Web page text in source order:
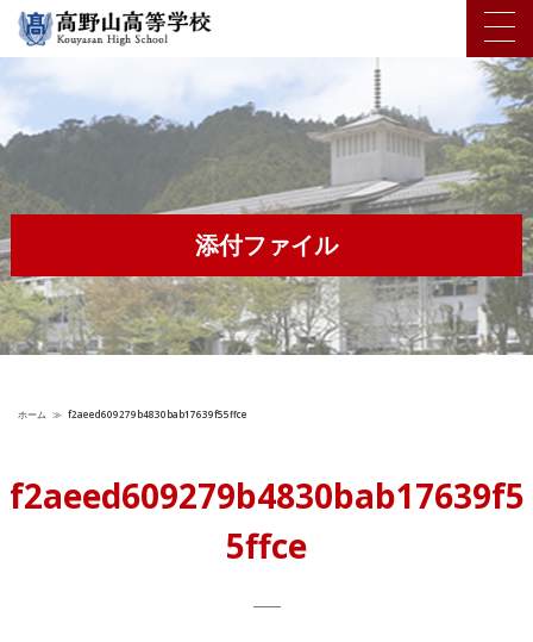
添付ファイル
ホーム ≫ f2aeed609279b4830bab17639f55ffce
f2aeed609279b4830bab17639f5
5ffce